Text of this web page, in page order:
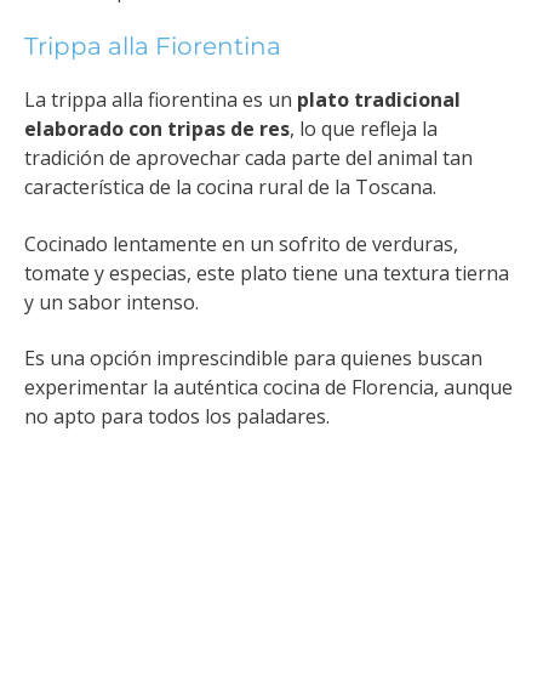
Trippa alla Fiorentina
La trippa alla fiorentina es un plato tradicional
elaborado con tripas de res, lo que refleja la
tradición de aprovechar cada parte del animal tan
característica de la cocina rural de la Toscana.
Cocinado lentamente en un sofrito de verduras,
tomate y especias, este plato tiene una textura tierna
y un sabor intenso.
Es una opción imprescindible para quienes buscan
experimentar la auténtica cocina de Florencia, aunque
no apto para todos los paladares.